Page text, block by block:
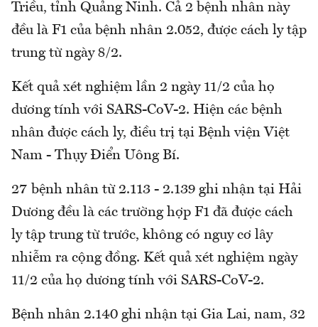
Triều, tỉnh Quảng Ninh. Cả 2 bệnh nhân này
đều là F1 của bệnh nhân 2.052, được cách ly tập
trung từ ngày 8/2.
Kết quả xét nghiệm lần 2 ngày 11/2 của họ
dương tính với SARS-CoV-2. Hiện các bệnh
nhân được cách ly, điều trị tại Bệnh viện Việt
Nam - Thụy Điển Uông Bí.
27 bệnh nhân từ 2.113 - 2.139 ghi nhận tại Hải
Dương đều là các trường hợp F1 đã được cách
ly tập trung từ trước, không có nguy cơ lây
nhiễm ra cộng đồng. Kết quả xét nghiệm ngày
11/2 của họ dương tính với SARS-CoV-2.
Bệnh nhân 2.140 ghi nhận tại Gia Lai, nam, 32